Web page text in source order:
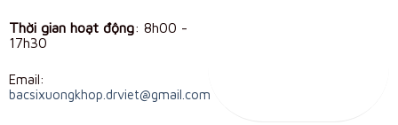
Thời gian hoạt động: 8h00 -
17h30
Email:
bacsixuongkhop.drviet@gmail.com